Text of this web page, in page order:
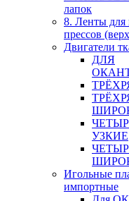
лапок
8. Ленты для
прессов
Двигатели
ДЛЯ
УЗКИЕ
Игольные
импортные